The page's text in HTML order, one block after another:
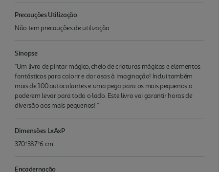
Precauções Utilização
Não tem precauções de utilização
Sinopse
"Um livro de pintar mágico, cheio de criaturas mágicas e elementos
fantásticos para colorir e dar asas à imaginação! Inclui também
mais de 100 autocolantes e uma pega para os mais pequenos o
poderem levar para todo o lado. Este livro vai garantir horas de
diversão aos mais pequenos! "
Dimensões LxAxP
370*387*6 cm
Encadernação